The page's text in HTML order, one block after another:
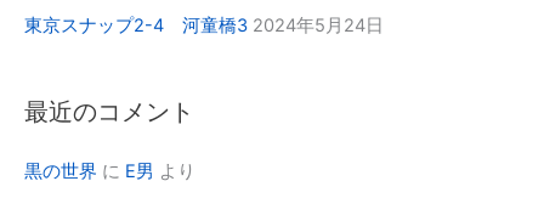
東京スナップ2-4 河童橋3 2024年5月24日
最近のコメント
黒の世界 に E男 より